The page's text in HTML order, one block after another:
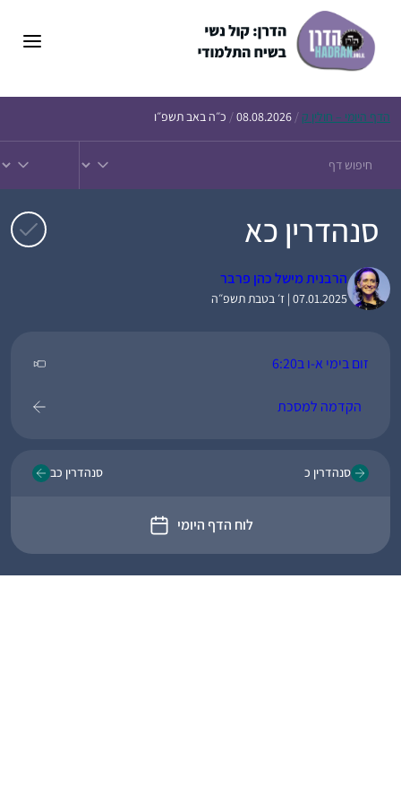
הדף היומי – חולין ק /
08.08.2026
/ כ״ה באב תשפ״ו
סנהדרין כא
הרבנית מישל כהן פרבר
07.01.2025 | ז׳ בטבת תשפ״ה
זום בימי א-ו ב6:20
הקדמה למסכת
סנהדרין כ
לוח הדף היומי
סנהדרין כב